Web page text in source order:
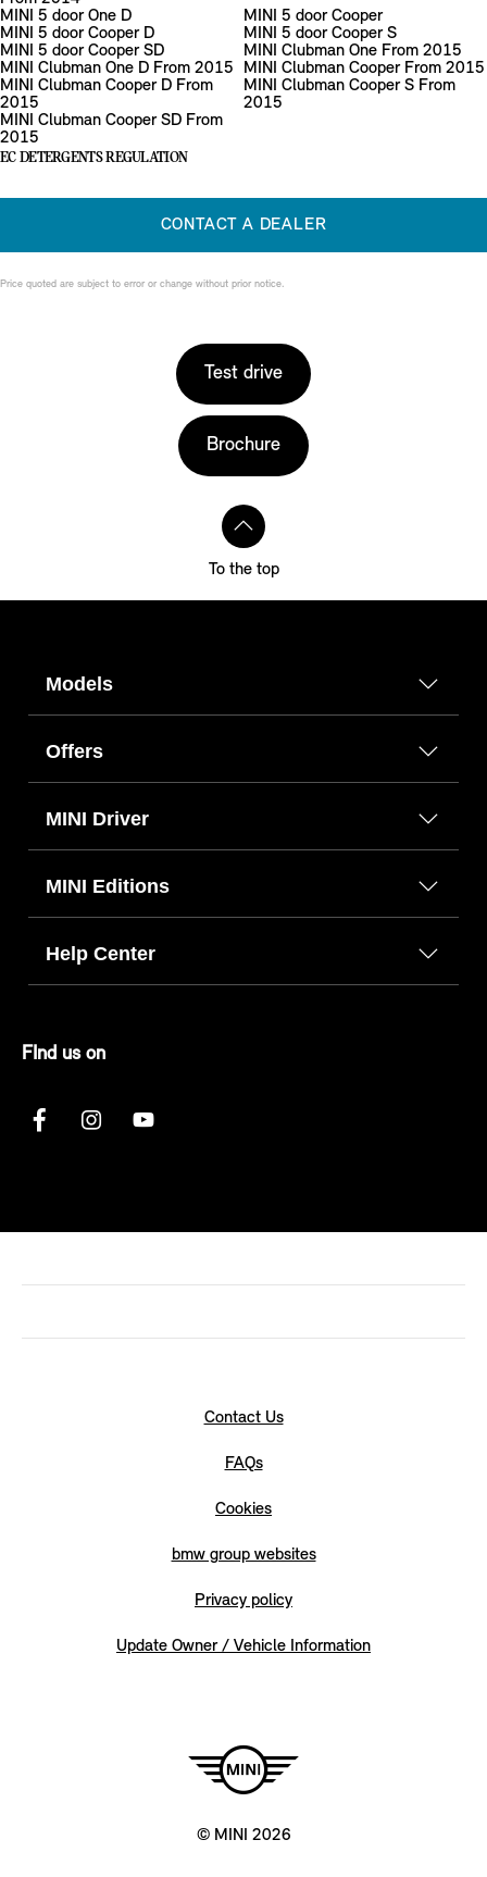
MINI 5 door One D
MINI 5 door Cooper
MINI 5 door Cooper D
MINI 5 door Cooper S
MINI 5 door Cooper SD
MINI Clubman One From 2015
MINI Clubman One D From 2015
MINI Clubman Cooper From 2015
MINI Clubman Cooper D From
2015
MINI Clubman Cooper S From
2015
MINI Clubman Cooper SD From
2015
EC DETERGENTS REGULATION
CONTACT A DEALER
Price quoted are subject to error or change without prior notice.
Test drive
Brochure
To the top
Models
Offers
MINI Driver
MINI Editions
Help Center
FInd us on
Contact Us
FAQs
Cookies
bmw group websites
Privacy policy
Update Owner / Vehicle Information
© MINI 2026